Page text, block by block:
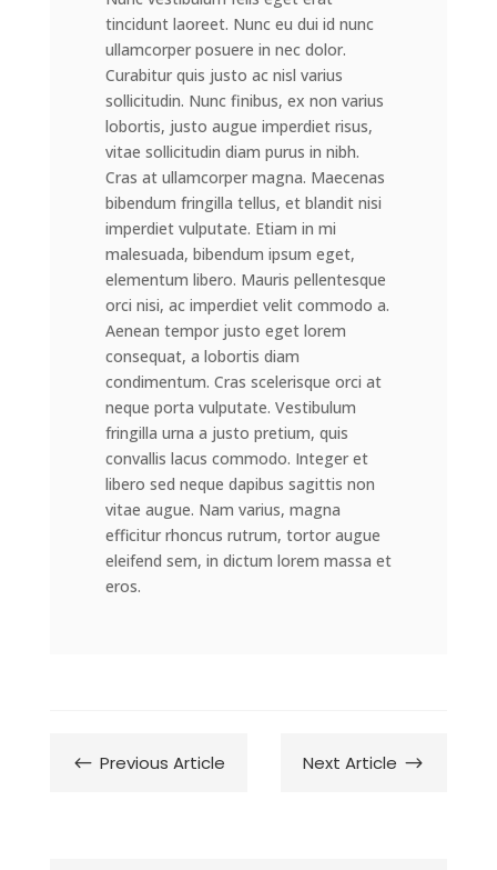
tincidunt laoreet. Nunc eu dui id nunc
ullamcorper posuere in nec dolor.
Curabitur quis justo ac nisl varius
sollicitudin. Nunc finibus, ex non varius
lobortis, justo augue imperdiet risus,
vitae sollicitudin diam purus in nibh.
Cras at ullamcorper magna. Maecenas
bibendum fringilla tellus, et blandit nisi
imperdiet vulputate. Etiam in mi
malesuada, bibendum ipsum eget,
elementum libero. Mauris pellentesque
orci nisi, ac imperdiet velit commodo a.
Aenean tempor justo eget lorem
consequat, a lobortis diam
condimentum. Cras scelerisque orci at
neque porta vulputate. Vestibulum
fringilla urna a justo pretium, quis
convallis lacus commodo. Integer et
libero sed neque dapibus sagittis non
vitae augue. Nam varius, magna
efficitur rhoncus rutrum, tortor augue
eleifend sem, in dictum lorem massa et
eros.
# Previous Article Next Article $